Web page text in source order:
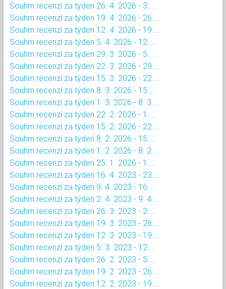
Souhrn recenzí za týden 26. 4. 2026 - 3....
Souhrn recenzí za týden 19. 4. 2026 - 26....
Souhrn recenzí za týden 12. 4. 2026 - 19....
Souhrn recenzí za týden 5. 4. 2026 - 12....
Souhrn recenzí za týden 29. 3. 2026 - 5....
Souhrn recenzí za týden 22. 3. 2026 - 29....
Souhrn recenzí za týden 15. 3. 2026 - 22....
Souhrn recenzí za týden 8. 3. 2026 - 15....
Souhrn recenzí za týden 1. 3. 2026 - 8. 3....
Souhrn recenzí za týden 22. 2. 2026 - 1....
Souhrn recenzí za týden 15. 2. 2026 - 22....
Souhrn recenzí za týden 8. 2. 2026 - 15....
Souhrn recenzí za týden 1. 2. 2026 - 8. 2....
Souhrn recenzí za týden 25. 1. 2026 - 1....
Souhrn recenzí za týden 16. 4. 2023 - 23....
Souhrn recenzí za týden 9. 4. 2023 - 16....
Souhrn recenzí za týden 2. 4. 2023 - 9. 4....
Souhrn recenzí za týden 26. 3. 2023 - 2....
Souhrn recenzí za týden 19. 3. 2023 - 26....
Souhrn recenzí za týden 12. 3. 2023 - 19....
Souhrn recenzí za týden 5. 3. 2023 - 12....
Souhrn recenzí za týden 26. 2. 2023 - 5....
Souhrn recenzí za týden 19. 2. 2023 - 26....
Souhrn recenzí za týden 12. 2. 2023 - 19....